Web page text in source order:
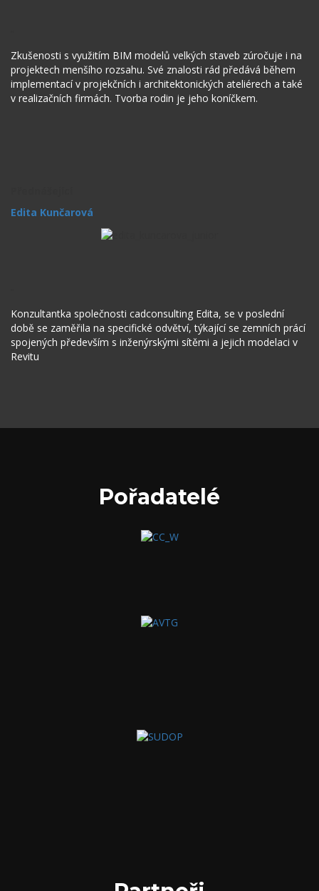
Zkušenosti s využitím BIM modelů velkých staveb zúročuje i na
projektech menšího rozsahu. Své znalosti rád předává během
implementací v projekčních i architektonických ateliérech a také
v realizačních firmách. Tvorba rodin je jeho koníčkem.
Edita Kunčarová
Konzultantka společnosti cadconsulting Edita, se v poslední
době se zaměřila na specifické odvětví, týkající se zemních prácí
spojených především s inženýrskými sítěmi a jejich modelaci v
Revitu
Pořadatelé